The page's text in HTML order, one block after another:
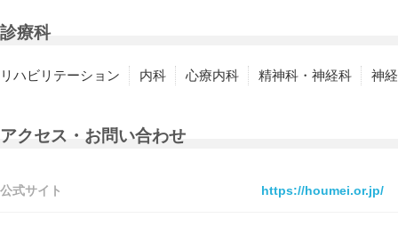
診療科
リハビリテーション 内科 心療内科 精神科・神経科 神
アクセス・お問い合わせ
公式サイト https://houmei.or.jp/